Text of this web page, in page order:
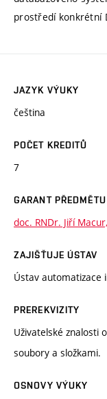
prostředí konkrétní
JAZYK VÝUKY
čeština
POČET KREDITŮ
7
GARANT PŘEDMĚTU
doc. RNDr. Jiří
ZAJIŠŤUJE ÚSTAV
Ústav automatizace
PREREKVIZITY
Uživatelské znalosti
soubory a složkami.
OSNOVY VÝUKY